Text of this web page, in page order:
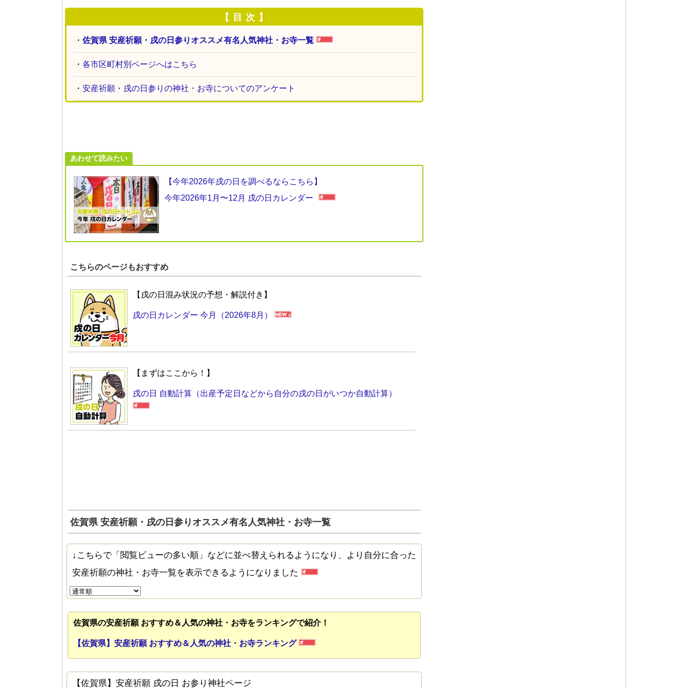
【 目 次 】
・ 佐賀県 安産祈願・戌の日参りオススメ有名人気神社・お寺一覧
・ 各市区町村別ページへはこちら
・ 安産祈願・戌の日参りの神社・お寺についてのアンケート
あわせて読みたい
【今年2026年戌の日を調べるならこちら】
今年2026年1月〜12月 戌の日カレンダー
こちらのページもおすすめ
【戌の日混み状況の予想・解説付き】
戌の日カレンダー 今月（2026年8月）
【まずはここから！】
戌の日 自動計算（出産予定日などから自分の戌の日がいつか自動計算）
佐賀県 安産祈願・戌の日参りオススメ有名人気神社・お寺一覧
↓こちらで「閲覧ビューの多い順」などに並べ替えられるようになり、より自分に合った
安産祈願の神社・お寺一覧を表示できるようになりました
佐賀県の安産祈願 おすすめ＆人気の神社・お寺をランキングで紹介！
【佐賀県】安産祈願 おすすめ＆人気の神社・お寺ランキング
【佐賀県】安産祈願 戌の日 お参り神社ページ